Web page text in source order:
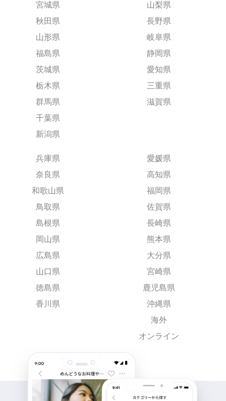
宮城県
秋田県
山形県
福島県
茨城県
栃木県
群馬県
千葉県
新潟県
山梨県
長野県
岐阜県
静岡県
愛知県
三重県
滋賀県
兵庫県
奈良県
和歌山県
鳥取県
島根県
岡山県
広島県
山口県
徳島県
香川県
愛媛県
高知県
福岡県
佐賀県
長崎県
熊本県
大分県
宮崎県
鹿児島県
沖縄県
海外
オンライン